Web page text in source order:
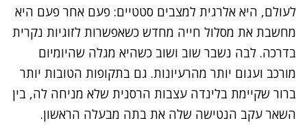
לעולם, היא אלרגית למצבים סטטיים: פעם אחר פעם היא
מחשבת את מסלול חייה מחדש כשאפשרות לזוגיות נקרית
בדרכה. לבה נשבר שוב ושוב כשהיא מגלה שהיומיום
מורכב ועגום יותר מהרעיונות. גם בתקופות הטובות יותר
ברור שקיימת בלינדה עצבות הרסנית שלא מניחה לה, בין
השאר עקב הנטישה שלה את בתה מבעלה הראשון.